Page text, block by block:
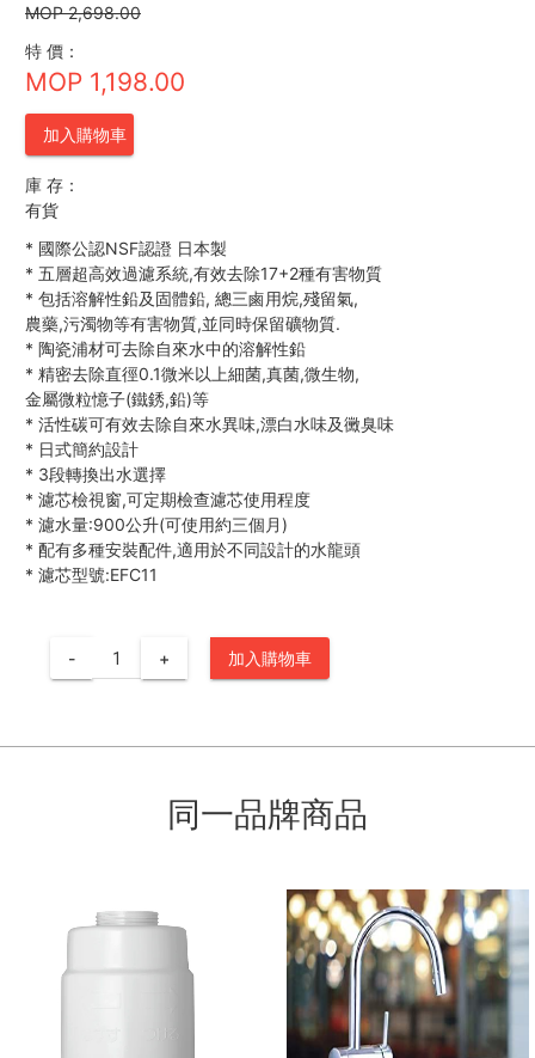
MOP 2,698.00
特 價：
MOP 1,198.00
加入購物車
庫 存：
有貨
* 國際公認NSF認證 日本製
* 五層超高效過濾系統,有效去除17+2種有害物質
* 包括溶解性鉛及固體鉛, 總三鹵用烷,殘留氣,
農藥,污濁物等有害物質,並同時保留礦物質.
* 陶瓷浦材可去除自來水中的溶解性鉛
* 精密去除直徑0.1微米以上細菌,真菌,微生物,
金屬微粒憶子(鐵銹,鉛)等
* 活性碳可有效去除自來水異味,漂白水味及黴臭味
* 日式簡約設計
* 3段轉換出水選擇
* 濾芯檢視窗,可定期檢查濾芯使用程度
* 濾水量:900公升(可使用約三個月)
* 配有多種安裝配件,適用於不同設計的水龍頭
* 濾芯型號:EFC11
- + 加入購物車
同一品牌商品